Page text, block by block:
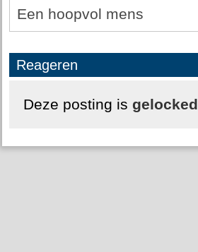
Een hoopvol mens
Reageren
Deze posting is gelocked